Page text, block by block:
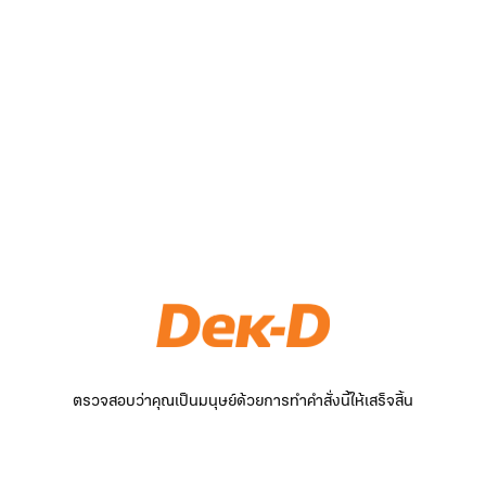
ตรวจสอบว่าคุณเป็นมนุษย์ด้วยการทำคำสั่งนี้ให้เสร็จสิ้น